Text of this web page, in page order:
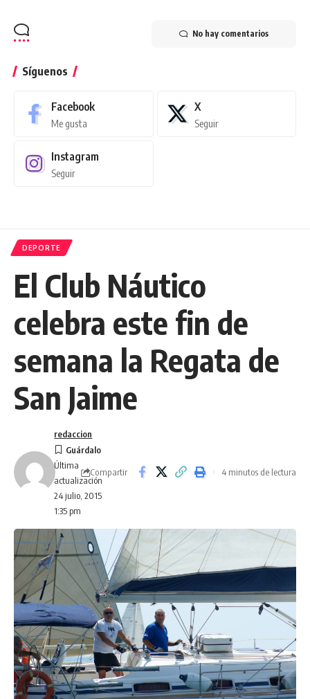
No hay comentarios
Síguenos
Facebook
Me gusta
X
Seguir
Instagram
Seguir
DEPORTE
El Club Náutico
celebra este fin de
semana la Regata de
San Jaime
Última
actualización
24 julio, 2015
1:35 pm
redaccion
Compartir 4 minutos de lectura